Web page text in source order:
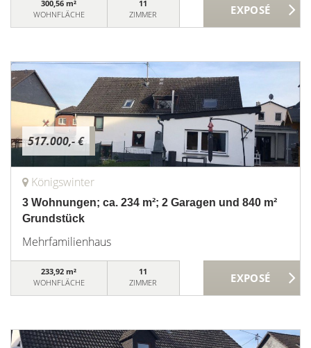
300,56 m²
WOHNFLÄCHE
11
ZIMMER
517.000,- €
Königswinter
3 Wohnungen; ca. 234 m²; 2 Garagen und 840 m²
Grundstück
Mehrfamilienhaus
233,92 m²
WOHNFLÄCHE
11
ZIMMER